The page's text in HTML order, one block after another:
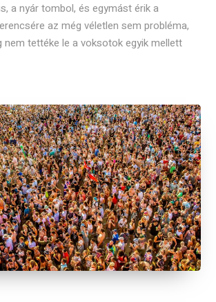
a nyár tombol, és egymást érik a
az még véletlen sem probléma,
nem tettéke le a voksotok egyik mellett